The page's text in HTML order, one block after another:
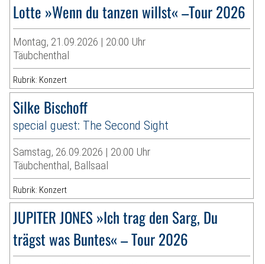
Lotte »Wenn du tanzen willst« –Tour 2026
Montag, 21.09.2026 | 20:00 Uhr
Täubchenthal
Rubrik: Konzert
Silke Bischoff
special guest: The Second Sight
Samstag, 26.09.2026 | 20:00 Uhr
Täubchenthal, Ballsaal
Rubrik: Konzert
JUPITER JONES »Ich trag den Sarg, Du
trägst was Buntes« – Tour 2026